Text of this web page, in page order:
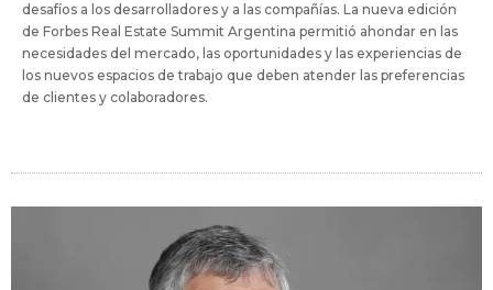
desafíos a los desarrolladores y a las compañías. La nueva edición
de Forbes Real Estate Summit Argentina permitió ahondar en las
necesidades del mercado, las oportunidades y las experiencias de
los nuevos espacios de trabajo que deben atender las preferencias
de clientes y colaboradores.